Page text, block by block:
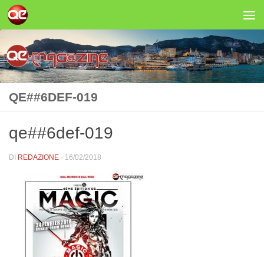
Salta al contenuto
QE##6DEF-019
qe##6def-019
DI REDAZIONE · 16/02/2018